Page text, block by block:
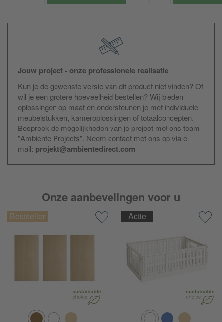
Jouw project - onze professionele realisatie
Kun je de gewenste versie van dit product niet vinden? Of
wil je een grotere hoeveelheid bestellen? Wij bieden
oplossingen op maat en ondersteunen je met individuele
meubelstukken, kameroplossingen of totaalconcepten.
Bespreek de mogelijkheden van je project met ons team
"Ambiente Projects". Neem contact met ons op via e-
mail: projekt@ambientedirect.com
Onze aanbevelingen voor u
Actie